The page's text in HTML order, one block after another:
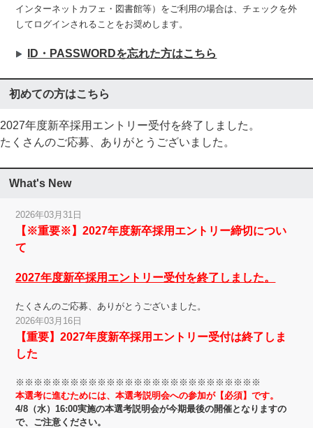
インターネットカフェ・図書館等）をご利用の場合は、チェックを外
してログインされることをお奨めします。
ID・PASSWORDを忘れた方はこちら
初めての方はこちら
2027年度新卒採用エントリー受付を終了しました。
たくさんのご応募、ありがとうございました。
What's New
2026年03月31日
【※重要※】2027年度新卒採用エントリー締切につい
て
2027年度新卒採用エントリー受付を終了しました。
たくさんのご応募、ありがとうございました。
2026年03月16日
【重要】2027年度新卒採用エントリー受付は終了しま
した
※※※※※※※※※※※※※※※※※※※※※※※※※※※
本選考に進むためには、本選考説明会への参加が【必須】です。
4/8（水）16:00実施の本選考説明会が今期最後の開催となりますの
で、ご注意ください。